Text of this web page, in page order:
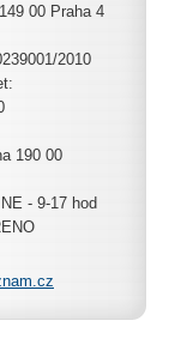
00 Praha 4
2010
190 00
- 9-17 hod
nam.cz